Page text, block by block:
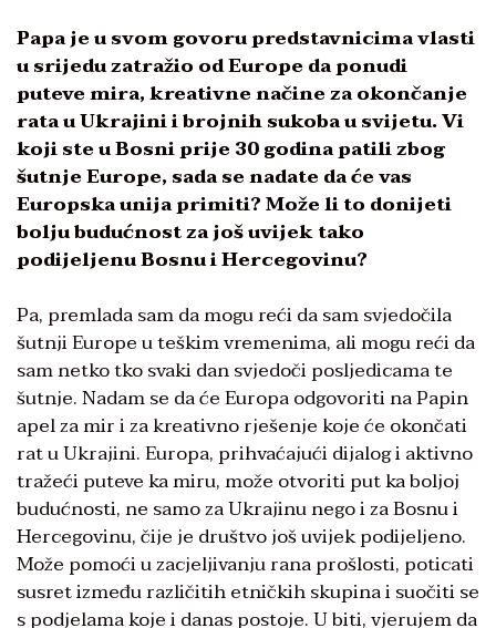
Papa je u svom govoru predstavnicima vlasti
u srijedu zatražio od Europe da ponudi
puteve mira, kreativne načine za okončanje
rata u Ukrajini i brojnih sukoba u svijetu. Vi
koji ste u Bosni prije 30 godina patili zbog
šutnje Europe, sada se nadate da će vas
Europska unija primiti? Može li to donijeti
bolju budućnost za još uvijek tako
podijeljenu Bosnu i Hercegovinu?
Pa, premlada sam da mogu reći da sam svjedočila
šutnji Europe u teškim vremenima, ali mogu reći da
sam netko tko svaki dan svjedoči posljedicama te
šutnje. Nadam se da će Europa odgovoriti na Papin
apel za mir i za kreativno rješenje koje će okončati
rat u Ukrajini. Europa, prihvaćajući dijalog i aktivno
tražeći puteve ka miru, može otvoriti put ka boljoj
budućnosti, ne samo za Ukrajinu nego i za Bosnu i
Hercegovinu, čije je društvo još uvijek podijeljeno.
Može pomoći u zacjeljivanju rana prošlosti, poticati
susret između različitih etničkih skupina i suočiti se
s podjelama koje i danas postoje. U biti, vjerujem da